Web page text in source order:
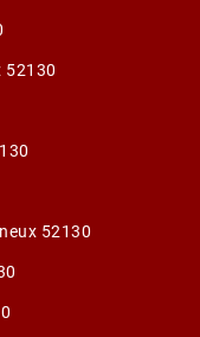
52130
52130